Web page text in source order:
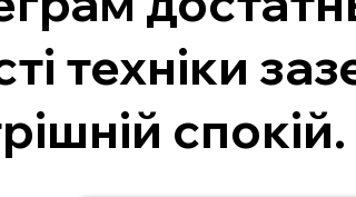
техніки
спокій.